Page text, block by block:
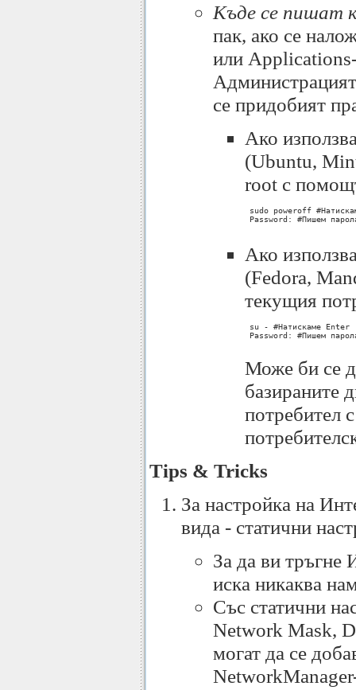
Къде се пишат
пак, ако се
или
се придобият
Aко
(Ubuntu,
root с
sudo poweroff
Password: #Пишем
Ако
(Fedora,
текущия
su - #Натискаме Enter
Password: #Пишем
Може би се
базираните
потребител
Tips & Tricks
За настройка на
вида - статични
За да ви тръгне
иска никаква
Със статични
Network Mask,
могат да се